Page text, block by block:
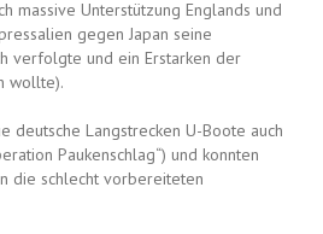
massive Unterstützung Englands und
gegen Japan seine
verfolgte und ein Erstarken der
wollte).
deutsche Langstrecken U-Boote auch
Paukenschlag“) und konnten
die schlecht vorbereiteten